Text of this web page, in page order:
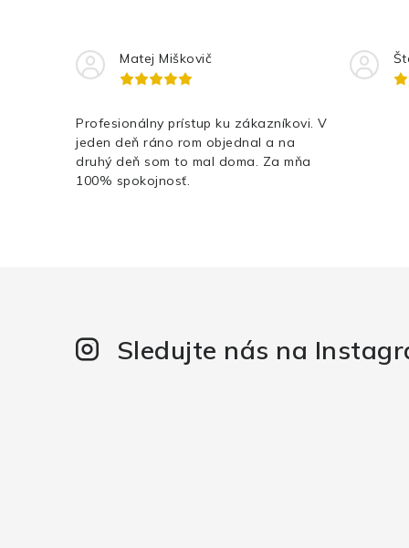
Matej Miškovič
Profesionálny prístup ku zákazníkovi. V
jeden deň ráno rom objednal a na
druhý deň som to mal doma. Za mňa
100% spokojnosť.
Sledujte nás na